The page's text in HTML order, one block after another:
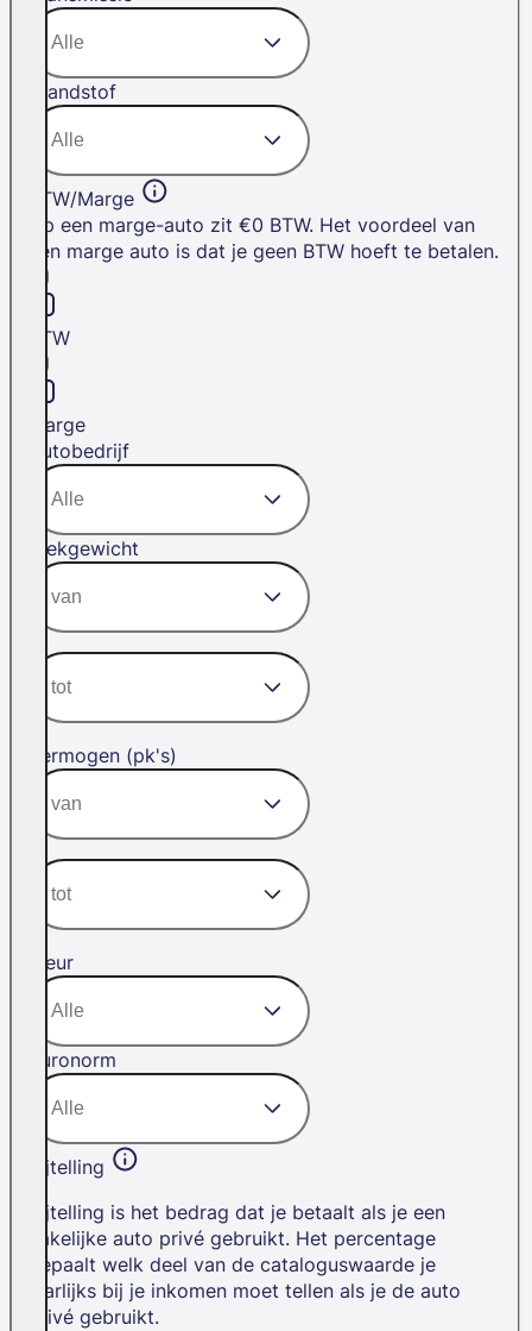
Brandstof
BTW/Marge
Op een marge-auto zit €0 BTW. Het voordeel van
een marge auto is dat je geen BTW hoeft te betalen.
BTW
Marge
Autobedrijf
Trekgewicht
Vermogen (pk's)
Kleur
Euronorm
Bijtelling
Bijtelling is het bedrag dat je betaalt als je een
zakelijke auto privé gebruikt. Het percentage
bepaalt welk deel van de cataloguswaarde je
jaarlijks bij je inkomen moet tellen als je de auto
privé gebruikt.